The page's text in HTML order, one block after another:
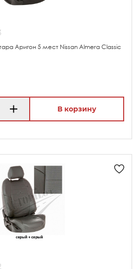
Аригон 5 мест Nissan Almera Classic
В корзину